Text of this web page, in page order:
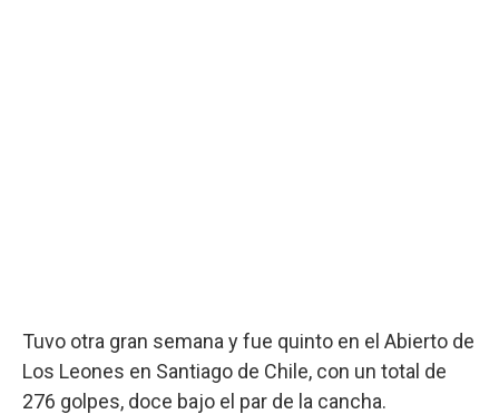
Tuvo otra gran semana y fue quinto en el Abierto de
Los Leones en Santiago de Chile, con un total de
276 golpes, doce bajo el par de la cancha.